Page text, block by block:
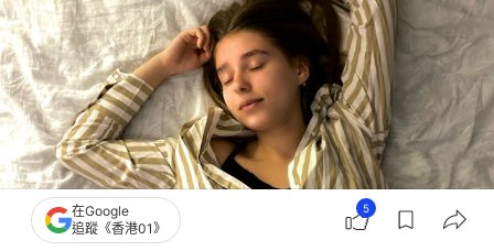
在Google
追蹤《香港01》
5